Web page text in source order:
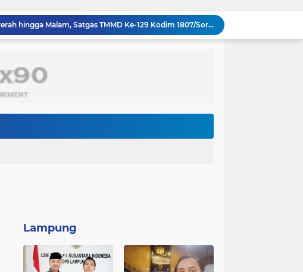
Pantang Menyerah hingga Malam, Satgas TMMD Ke-129 Kodim 1807/Sorsel Lembur Finishing Rumah Type 36 untuk Warga Kampung Sesor
TMMD Ke-129 Gelar Penyuluhan Wasbang dan Hukum, Tanamkan Kesadaran Berbangsa serta Taat Aturan di Kampung Sesor
Perbaikan Pipanisasi Dikebut, Satgas TMMD Ke-129 Pastikan Program TNI Manunggal Air Bersih Segera Dinikmati Warga Kampung Sesor
Lampung